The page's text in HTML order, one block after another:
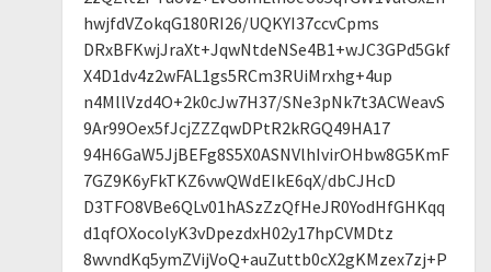
hwjfdVZokqG180RI26/UQKYI37ccvCpms
DRxBFKwjJraXt+JqwNtdeNSe4B1+wJC3GPd5Gkf
X4D1dv4z2wFAL1gs5RCm3RUiMrxhg+4up
n4MllVzd4O+2k0cJw7H37/SNe3pNk7t3ACWeavS
9Ar99Oex5fJcjZZZqwDPtR2kRGQ49HA17
94H6GaW5JjBEFg8S5X0ASNVlhIvirOHbw8G5KmF
7GZ9K6yFkTKZ6vwQWdEIkE6qX/dbCJHcD
D3TFO8VBe6QLv01hASzZzQfHeJR0YodHfGHKqq
d1qfOXocolyK3vDpezdxH02y17hpCVMDtz
8wvndKq5ymZVijVoQ+auZuttb0cX2gKMzex7zj+P